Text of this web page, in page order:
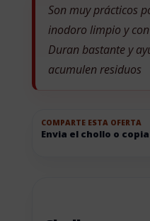
Son muy prácticos
inodoro limpio y
Duran bastante y
acumulen residuos
COMPARTE ESTA OFERTA
Envia el chollo o